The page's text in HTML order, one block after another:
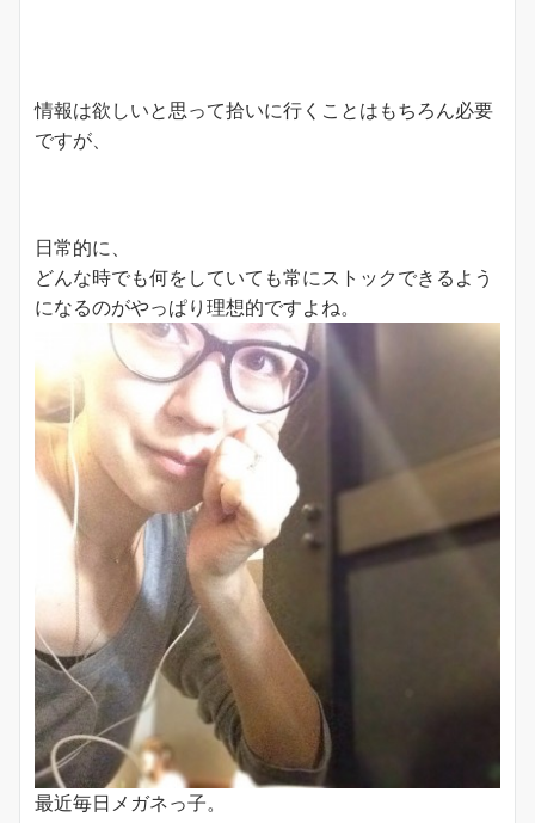
情報は欲しいと思って拾いに行くことはもちろん必要
ですが、
日常的に、
どんな時でも何をしていても常にストックできるよう
になるのがやっぱり理想的ですよね。
最近毎日メガネっ子。